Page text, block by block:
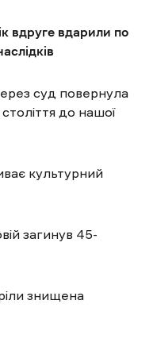
вдруге вдарили по
суд повернула
до нашої
культурний
загинув 45-
знищена